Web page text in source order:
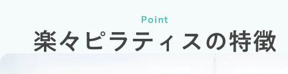
Point
楽々ピラティスの特徴